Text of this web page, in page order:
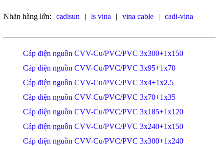
Nhãn hàng lớn: cadisun | ls vina | vina cable | cadi-vina
Cáp điện nguồn CVV-Cu/PVC/PVC 3x300+1x150
Cáp điện nguồn CVV-Cu/PVC/PVC 3x95+1x70
Cáp điện nguồn CVV-Cu/PVC/PVC 3x4+1x2.5
Cáp điện nguồn CVV-Cu/PVC/PVC 3x70+1x35
Cáp điện nguồn CVV-Cu/PVC/PVC 3x185+1x120
Cáp điện nguồn CVV-Cu/PVC/PVC 3x240+1x150
Cáp điện nguồn CVV-Cu/PVC/PVC 3x300+1x240